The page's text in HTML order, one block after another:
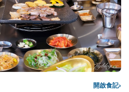
開啟食記›